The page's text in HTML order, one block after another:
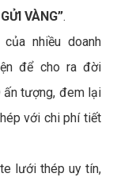
VÀNG”.
nhiều doanh
để cho ra đời
ấn tượng, đem lại
với chi phí tiết
lưới thép uy tín,